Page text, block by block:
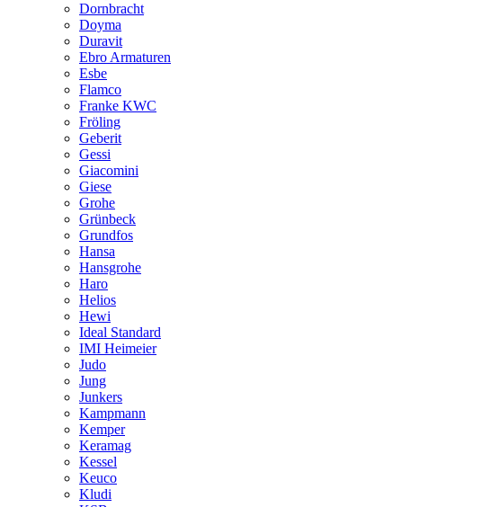
Dornbracht
Doyma
Duravit
Ebro Armaturen
Esbe
Flamco
Franke KWC
Fröling
Geberit
Gessi
Giacomini
Giese
Grohe
Grünbeck
Grundfos
Hansa
Hansgrohe
Haro
Helios
Hewi
Ideal Standard
IMI Heimeier
Judo
Jung
Junkers
Kampmann
Kemper
Keramag
Kessel
Keuco
Kludi